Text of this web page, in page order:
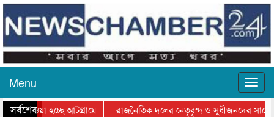
Menu
সর্বশেষ
যাওয়া হচ্ছে আটগ্রামে
রাজনৈতিক দলের নেতৃবৃন্দ ও সুধীজনদের সাথে